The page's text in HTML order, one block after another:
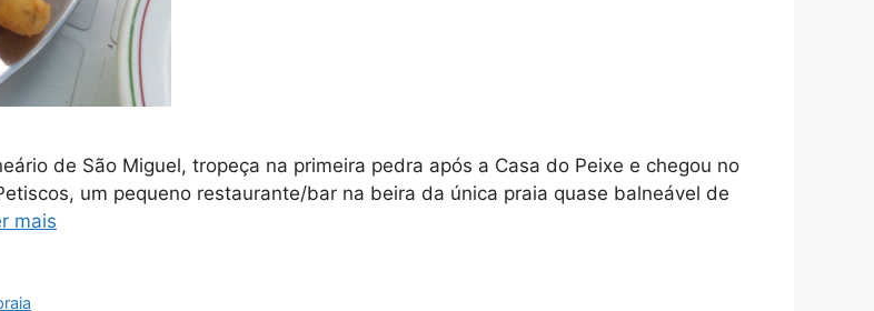
de São Miguel, tropeça na primeira pedra após a Casa do Peixe e chegou no
um pequeno restaurante/bar na beira da única praia quase balneável de
mais